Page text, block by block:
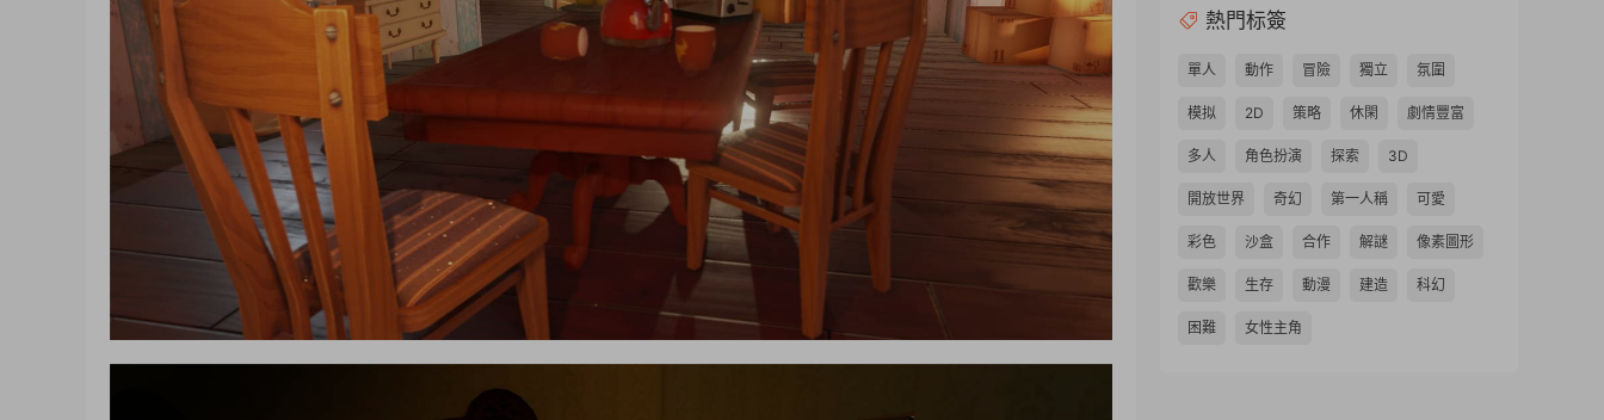
熱門标簽
單人 動作 冒險 獨立 氛圍
模拟 2D 策略 休閑 劇情豐富
多人 角色扮演 探索 3D
開放世界 奇幻 第一人稱 可愛
彩色 沙盒 合作 解謎 像素圖形
歡樂 生存 動漫 建造 科幻
困難 女性主角